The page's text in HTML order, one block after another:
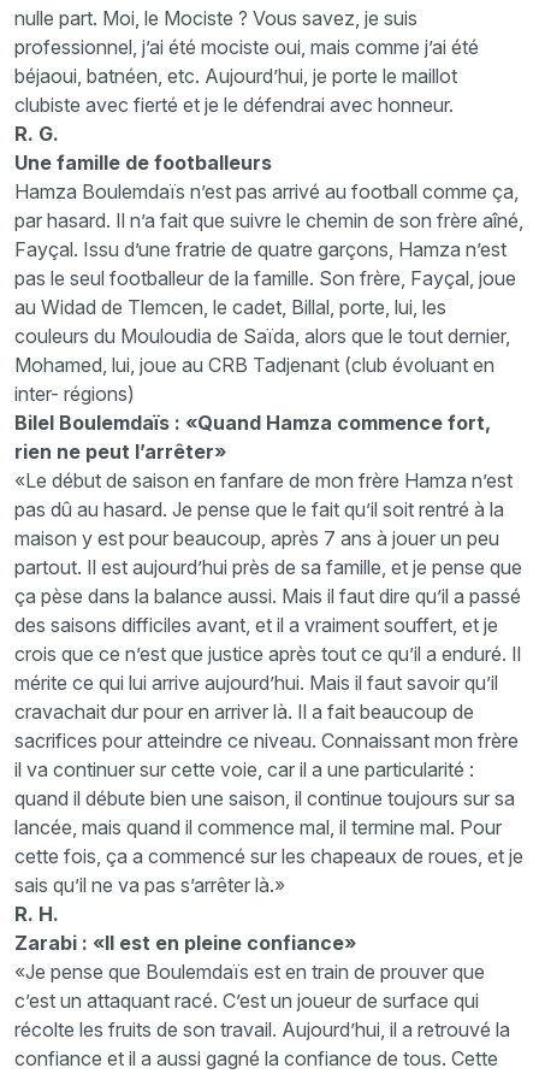
nulle part. Moi, le Mociste ? Vous savez, je suis
professionnel, j’ai été mociste oui, mais comme j’ai été
béjaoui, batnéen, etc. Aujourd’hui, je porte le maillot
clubiste avec fierté et je le défendrai avec honneur.
R. G.
Une famille de footballeurs
Hamza Boulemdaïs n’est pas arrivé au football comme ça,
par hasard. Il n’a fait que suivre le chemin de son frère aîné,
Fayçal. Issu d’une fratrie de quatre garçons, Hamza n’est
pas le seul footballeur de la famille. Son frère, Fayçal, joue
au Widad de Tlemcen, le cadet, Billal, porte, lui, les
couleurs du Mouloudia de Saïda, alors que le tout dernier,
Mohamed, lui, joue au CRB Tadjenant (club évoluant en
inter- régions)
Bilel Boulemdaïs : «Quand Hamza commence fort,
rien ne peut l’arrêter»
«Le début de saison en fanfare de mon frère Hamza n’est
pas dû au hasard. Je pense que le fait qu’il soit rentré à la
maison y est pour beaucoup, après 7 ans à jouer un peu
partout. Il est aujourd’hui près de sa famille, et je pense que
ça pèse dans la balance aussi. Mais il faut dire qu’il a passé
des saisons difficiles avant, et il a vraiment souffert, et je
crois que ce n’est que justice après tout ce qu’il a enduré. Il
mérite ce qui lui arrive aujourd’hui. Mais il faut savoir qu’il
cravachait dur pour en arriver là. Il a fait beaucoup de
sacrifices pour atteindre ce niveau. Connaissant mon frère
il va continuer sur cette voie, car il a une particularité :
quand il débute bien une saison, il continue toujours sur sa
lancée, mais quand il commence mal, il termine mal. Pour
cette fois, ça a commencé sur les chapeaux de roues, et je
sais qu’il ne va pas s’arrêter là.»
R. H.
Zarabi : «Il est en pleine confiance»
«Je pense que Boulemdaïs est en train de prouver que
c’est un attaquant racé. C’est un joueur de surface qui
récolte les fruits de son travail. Aujourd’hui, il a retrouvé la
confiance et il a aussi gagné la confiance de tous. Cette